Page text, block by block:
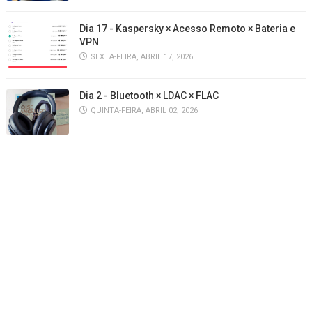
Dia 17 - Kaspersky × Acesso Remoto × Bateria e
VPN
SEXTA-FEIRA, ABRIL 17, 2026
Dia 2 - Bluetooth × LDAC × FLAC
QUINTA-FEIRA, ABRIL 02, 2026